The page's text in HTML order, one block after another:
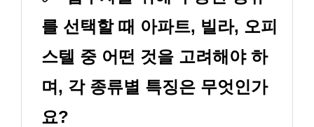
를 선택할 때 아파트, 빌라, 오피
스텔 중 어떤 것을 고려해야 하
며, 각 종류별 특징은 무엇인가
요?